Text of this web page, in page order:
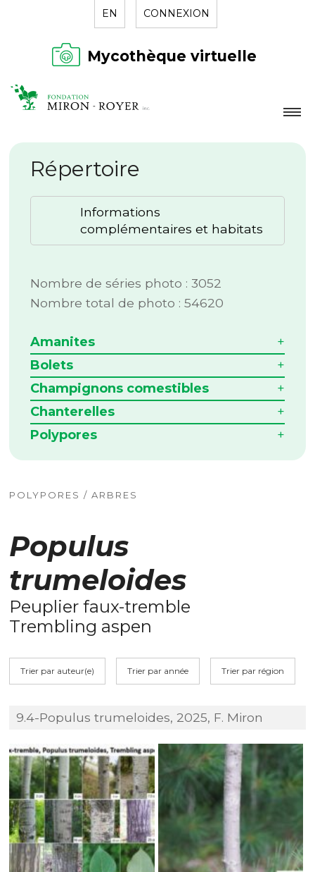
EN CONNEXION
Mycothèque virtuelle
LA FONDATION
NOUVELLES
RÉPERTOIRE
Répertoire
Informations
complémentaires et habitats
Nombre de séries photo : 3052
Nombre total de photo : 54620
Amanites
Bolets
Champignons comestibles
Chanterelles
Polypores
POLYPORES / ARBRES
Populus
trumeloides
Peuplier faux-tremble
Trembling aspen
Trier par auteur(e) Trier par année Trier par région
9.4-Populus trumeloides, 2025, F. Miron